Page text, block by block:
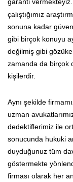
çalıştığımız
sonuna kadar
gibi birçok konuyu
değilmiş gibi
zamanda da birçok
kişilerdir.
Aynı şekilde
uzman
dedektiflerimiz ile
sonucunda hukuki
duyduğunuz tüm
göstermekte
firması olarak her